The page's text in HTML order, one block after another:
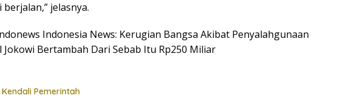
jelasnya.
Indonesia News: Kerugian Bangsa Akibat Penyalahgunaan
Jokowi Bertambah Dari Sebab Itu Rp250 Miliar
Pemerintah